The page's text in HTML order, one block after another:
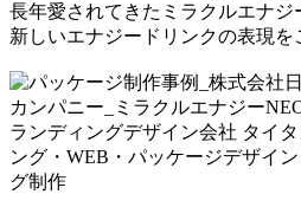
長年愛されてきたミラクルエナジ
新しいエナジードリンクの表現を